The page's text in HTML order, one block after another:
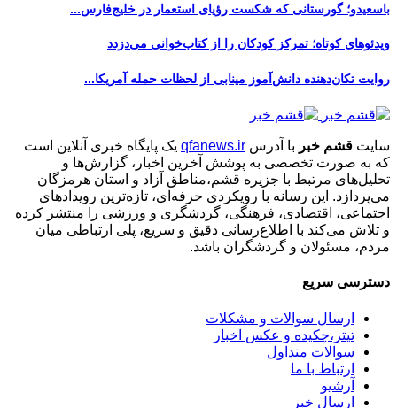
باسعیدو؛ گورستانی که شکست رؤیای استعمار در خلیج‌فارس...
ویدئوهای کوتاه؛ تمرکز کودکان را از کتاب‌خوانی می‌دزدد
روایت تکان‌دهنده دانش‌آموز مینابی از لحظات حمله آمریکا...
سایت قشم خبر با آدرس qfanews.ir یک پایگاه خبری آنلاین است
که به صورت تخصصی به پوشش آخرین اخبار، گزارش‌ها و
تحلیل‌های مرتبط با جزیره قشم،مناطق آزاد و استان هرمزگان
می‌پردازد. این رسانه با رویکردی حرفه‌ای، تازه‌ترین رویدادهای
اجتماعی، اقتصادی، فرهنگی، گردشگری و ورزشی را منتشر کرده
و تلاش می‌کند با اطلاع‌رسانی دقیق و سریع، پلی ارتباطی میان
مردم، مسئولان و گردشگران باشد.
دسترسی سریع
ارسال سوالات و مشکلات
تیتر،چکیده و عکس اخبار
سوالات متداول
ارتباط با ما
آرشیو
ارسال خبر